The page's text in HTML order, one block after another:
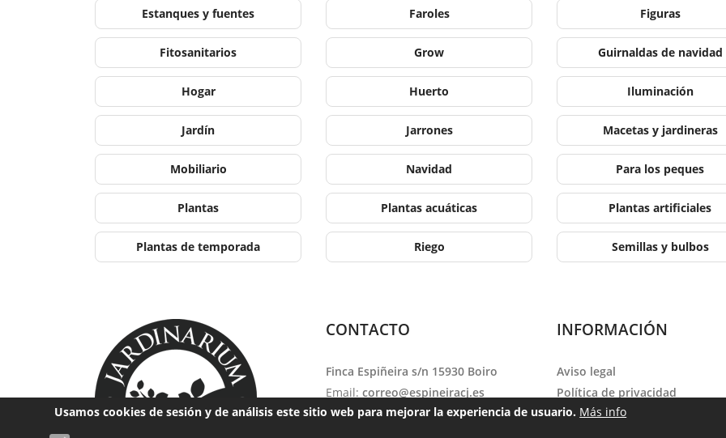
Estanques y fuentes Faroles Figuras
Fitosanitarios Grow Guirnaldas de navidad
Hogar Huerto Iluminación
Jardín Jarrones Macetas y jardineras
Mobiliario Navidad Para los peques
Plantas Plantas acuáticas Plantas artificiales
Plantas de temporada Riego Semillas y bulbos
CONTACTO
Finca Espiñeira s/n 15930 Boiro
Email: correo@espineiracj.es
Teléfono:981 842 624
INFORMACIÓN
Aviso legal
Política de privacidad
Política de cookies
Usamos cookies de sesión y de análisis este sitio web para mejorar la experiencia de usuario. Más info